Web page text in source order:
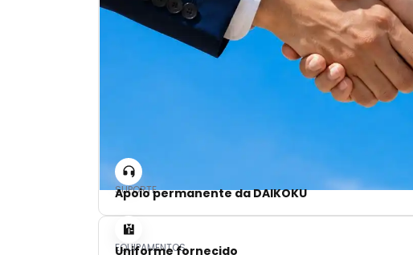
SUPORTE
Apoio permanente da DAIKOKU
EQUIPAMENTOS
Uniforme fornecido